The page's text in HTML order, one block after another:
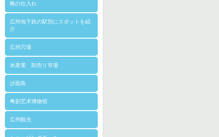
靴の仕入れ
広州地下鉄の駅別にスポットを紹
介
広州穴場
水産業 卸売り市場
沙面島
粤剧艺术博物馆
広州観光